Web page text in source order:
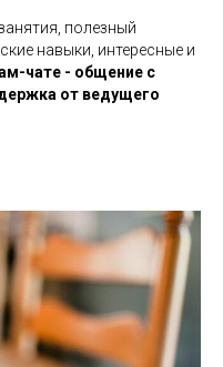
полезный
навыки, интересные и
чате - общение с
от ведущего